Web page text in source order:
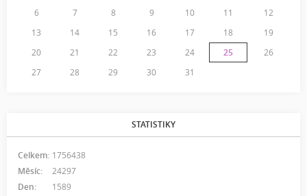
6
7 8 9 10 11
12
13
14 15 16 17 18
19
20
21 22 23 24 25
26
27
28 29 30 31
STATISTIKY
Celkem: 1756438
Měsíc:
24297
Den:
1589